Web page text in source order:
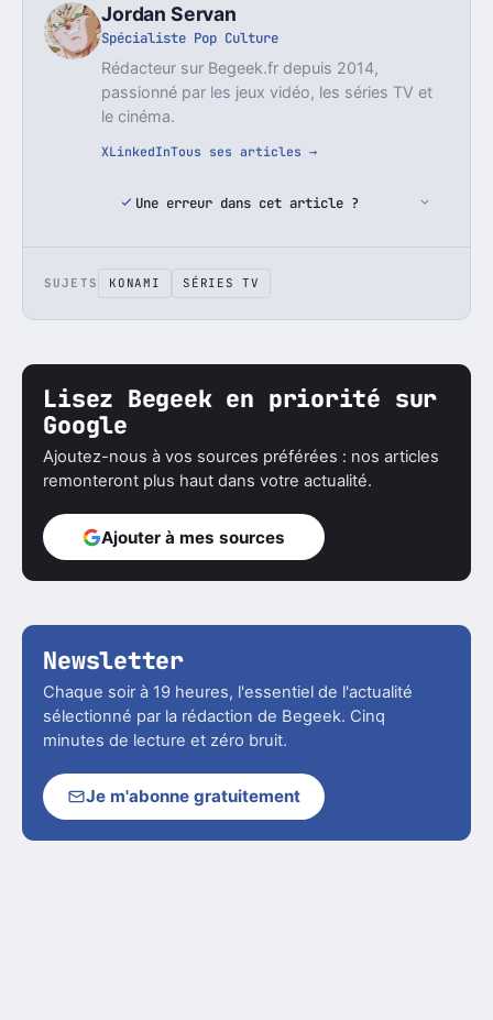
Jordan Servan
Spécialiste Pop Culture
Rédacteur sur Begeek.fr depuis 2014,
passionné par les jeux vidéo, les séries TV et
le cinéma.
XLinkedInTous ses articles →
Une erreur dans cet article ?
SUJETS KONAMI SÉRIES TV
Lisez Begeek en priorité sur
Google
Ajoutez-nous à vos sources préférées : nos articles
remonteront plus haut dans votre actualité.
Ajouter à mes sources
Newsletter
Chaque soir à 19 heures, l'essentiel de l'actualité
sélectionné par la rédaction de Begeek. Cinq
minutes de lecture et zéro bruit.
Je m'abonne gratuitement